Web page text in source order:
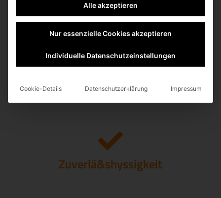
Produk&shytivität
Zuverlä&shyssigkeit
Alle akzeptieren
Nur essenzielle Cookies akzeptieren
Individuelle Datenschutzeinstellungen
Cookie-Details Datenschutzerklärung Impressum